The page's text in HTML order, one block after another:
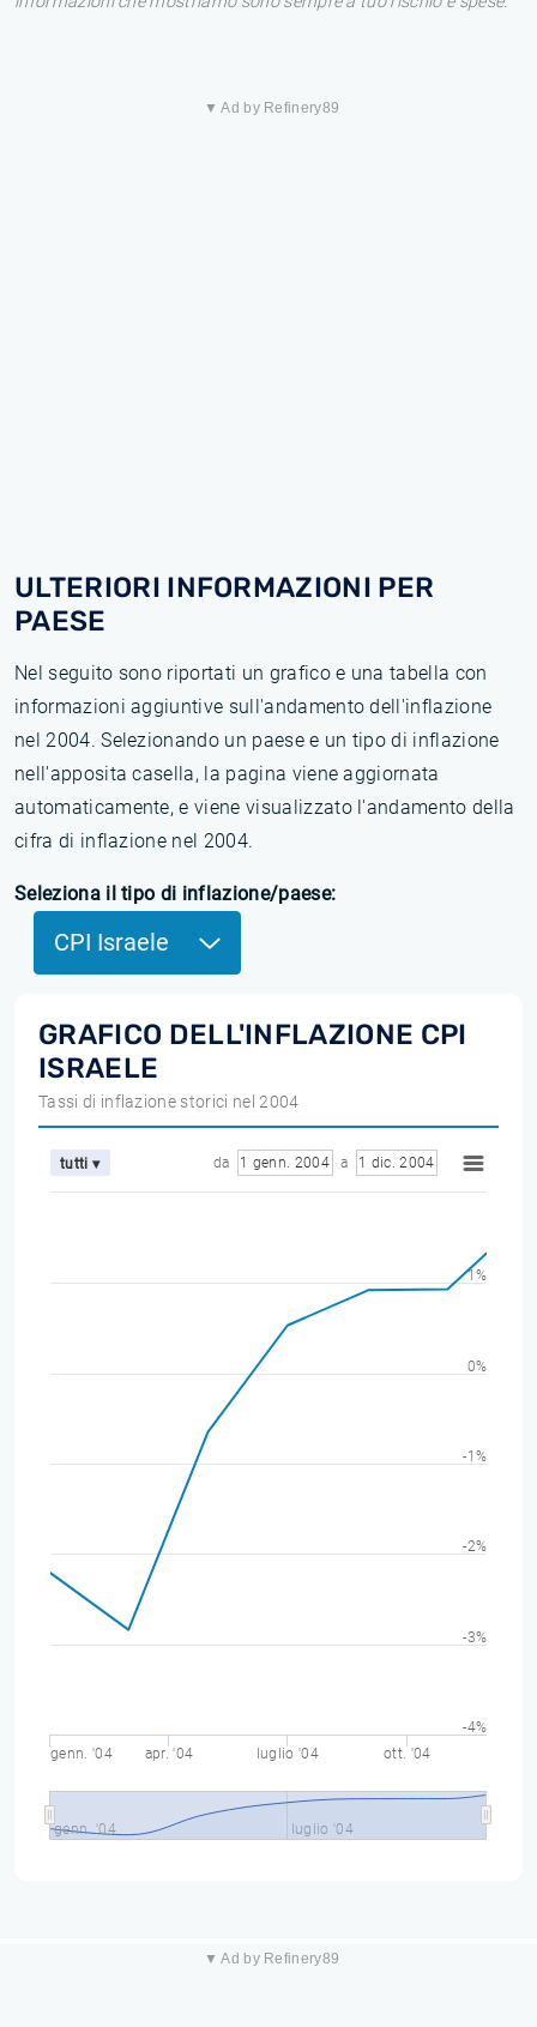
▼ Ad by Refinery89
ULTERIORI INFORMAZIONI PER
PAESE
Nel seguito sono riportati un grafico e una tabella con
informazioni aggiuntive sull'andamento dell'inflazione
nel 2004. Selezionando un paese e un tipo di inflazione
nell'apposita casella, la pagina viene aggiornata
automaticamente, e viene visualizzato l'andamento della
cifra di inflazione nel 2004.
Seleziona il tipo di inflazione/paese:
CPI Israele
GRAFICO DELL'INFLAZIONE CPI
ISRAELE
Tassi di inflazione storici nel 2004
tutti ▾ da 1 genn. 2004 a 1 dic. 2004
genn. '04 apr. '04 luglio '04 ott. '04
genn. '04 luglio '04
-4%
-3%
-2%
-1%
0%
1%
▼ Ad by Refinery89